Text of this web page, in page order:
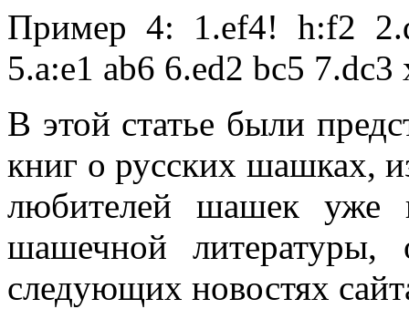
Пример 4: 1.ef4! h:f2
5.a:e1 ab6 6.ed2 bc5 7.dc3
В этой статье были
книг о русских шашках,
любителей шашек уже
шашечной
следующих новостях